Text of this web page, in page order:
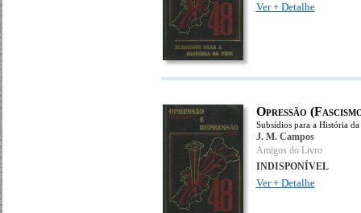
Ver + Detalhe
Opressão
Subsídios para a História da
J. M. Campos
Amigos do Livro
INDISPONÍVEL
Ver + Detalhe